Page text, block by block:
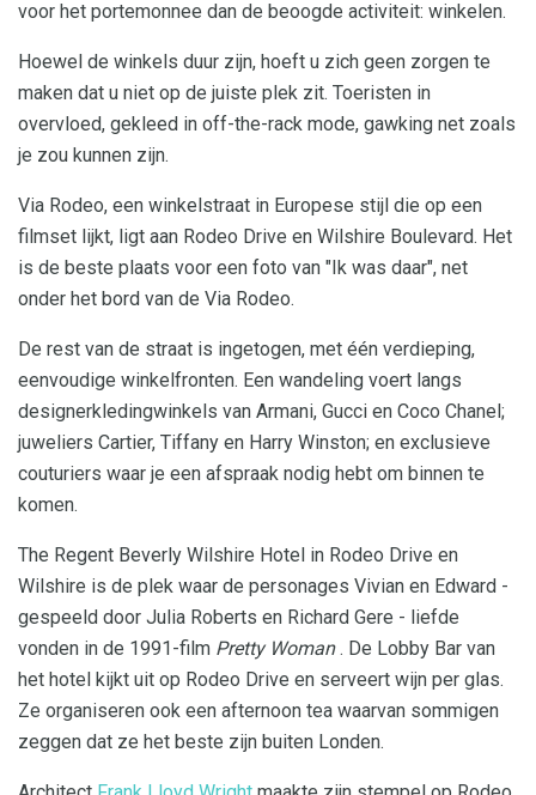
voor het portemonnee dan de beoogde activiteit: winkelen.
Hoewel de winkels duur zijn, hoeft u zich geen zorgen te
maken dat u niet op de juiste plek zit. Toeristen in
overvloed, gekleed in off-the-rack mode, gawking net zoals
je zou kunnen zijn.
Via Rodeo, een winkelstraat in Europese stijl die op een
filmset lijkt, ligt aan Rodeo Drive en Wilshire Boulevard. Het
is de beste plaats voor een foto van "Ik was daar", net
onder het bord van de Via Rodeo.
De rest van de straat is ingetogen, met één verdieping,
eenvoudige winkelfronten. Een wandeling voert langs
designerkledingwinkels van Armani, Gucci en Coco Chanel;
juweliers Cartier, Tiffany en Harry Winston; en exclusieve
couturiers waar je een afspraak nodig hebt om binnen te
komen.
The Regent Beverly Wilshire Hotel in Rodeo Drive en
Wilshire is de plek waar de personages Vivian en Edward -
gespeeld door Julia Roberts en Richard Gere - liefde
vonden in de 1991-film Pretty Woman. De Lobby Bar van
het hotel kijkt uit op Rodeo Drive en serveert wijn per glas.
Ze organiseren ook een afternoon tea waarvan sommigen
zeggen dat ze het beste zijn buiten Londen.